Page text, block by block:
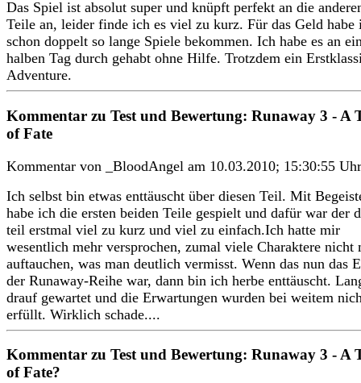
Das Spiel ist absolut super und knüpft perfekt an die
Teile an, leider finde ich es viel zu kurz. Für das Geld habe
schon doppelt so lange Spiele bekommen. Ich habe es an
halben Tag durch gehabt ohne Hilfe. Trotzdem ein
Adventure.
Kommentar zu Test und Bewertung: Runaway 3 - A
of Fate
Kommentar von _BloodAngel am 10.03.2010; 15:30:55 Uhr
Ich selbst bin etwas enttäuscht über diesen Teil. Mit
habe ich die ersten beiden Teile gespielt und dafür war der
teil erstmal viel zu kurz und viel zu einfach.Ich hatte mir
wesentlich mehr versprochen, zumal viele Charaktere nicht
auftauchen, was man deutlich vermisst. Wenn das nun das
der Runaway-Reihe war, dann bin ich herbe enttäuscht.
drauf gewartet und die Erwartungen wurden bei weitem
erfüllt. Wirklich schade....
Kommentar zu Test und Bewertung: Runaway 3 - A
of Fate?